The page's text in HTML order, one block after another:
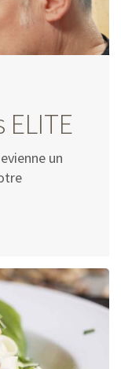
un